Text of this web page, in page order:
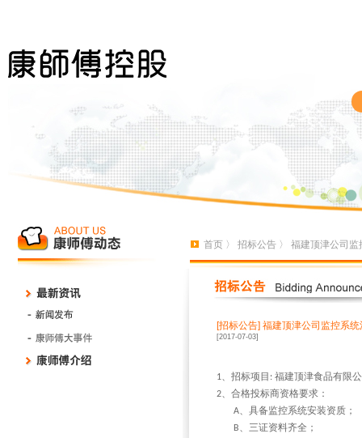
首页 〉 招标公告 〉 福建顶津公司
[招标公告] 福建顶津公司监控系
[2017-07-03]
1、招标项目 : 福建顶津食品有限
2、合格投标商资格要求：
A、具备监控系统安装资质；
B、三证资料齐全；